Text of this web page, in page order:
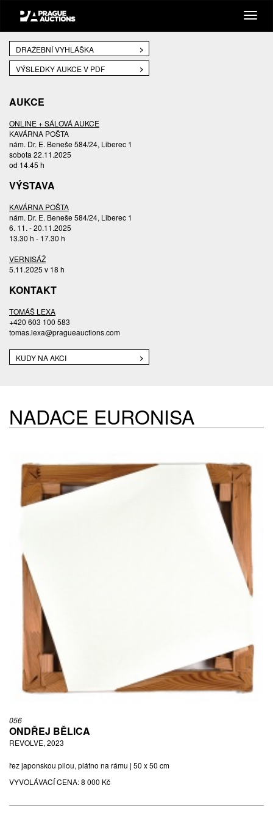
DRAŽEBNÍ VYHLÁŠKA
VÝSLEDKY AUKCE V PDF
AUKCE
ONLINE + SÁLOVÁ AUKCE
KAVÁRNA POŠTA
nám. Dr. E. Beneše 584/24, Liberec 1
sobota 22.11.2025
od 14.45 h
VÝSTAVA
KAVÁRNA POŠTA
nám. Dr. E. Beneše 584/24, Liberec 1
6. 11. - 20.11.2025
13.30 h - 17.30 h
VERNISÁŽ
5.11.2025 v 18 h
KONTAKT
TOMÁŠ LEXA
+420 603 100 583
tomas.lexa@pragueauctions.com
KUDY NA AKCI
NADACE EURONISA
056
ONDŘEJ BĚLICA
REVOLVE, 2023
řez japonskou pilou, plátno na rámu | 50 x 50 cm
VYVOLÁVACÍ CENA:8 000 Kč